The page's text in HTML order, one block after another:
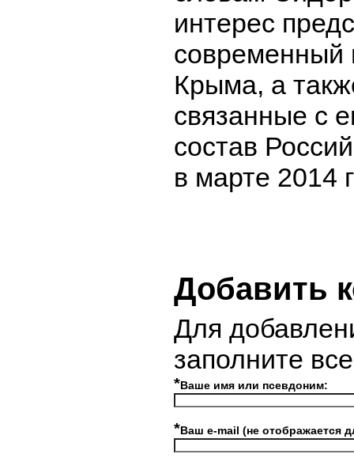
интерес
современный
Крыма, а
связанные с
состав
в марте 2014
Добавить
Для
заполните
*Ваше имя или псевдоним:
*Ваш e-mail (не отображается